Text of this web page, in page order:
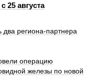
25 августа
два региона-партнера
операцию
железы по новой